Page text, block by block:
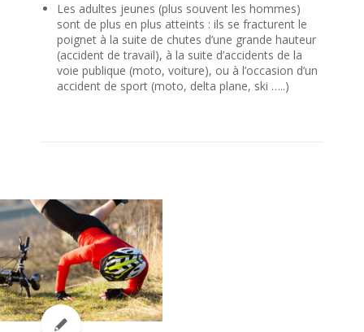
Les adultes jeunes (plus souvent les hommes)
sont de plus en plus atteints : ils se fracturent le
poignet à la suite de chutes d’une grande hauteur
(accident de travail), à la suite d’accidents de la
voie publique (moto, voiture), ou à l’occasion d’un
accident de sport (moto, delta plane, ski …..)